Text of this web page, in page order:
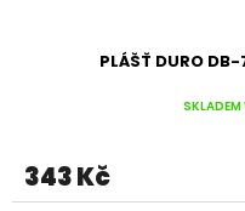
PLÁŠŤ DURO
SKLADEM
343 Kč